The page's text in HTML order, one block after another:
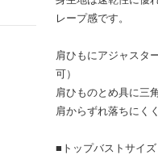
レープ感です。
肩ひもにアジャスタ
可）
肩ひものとめ具に三
肩からずれ落ちにく
■トップバストサイズ